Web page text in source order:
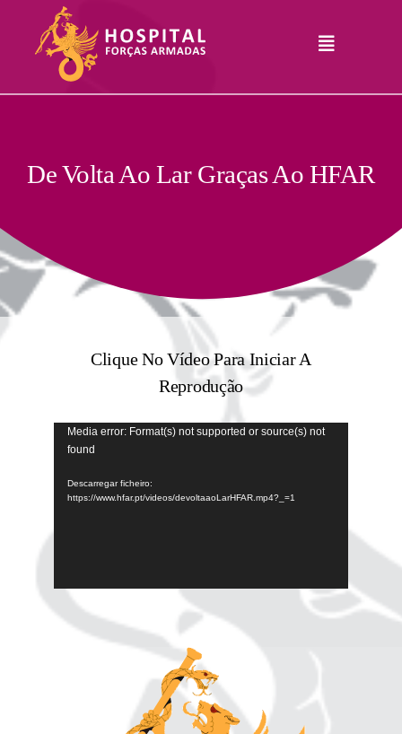
content
Toggle
Serviços
Contatos
RHLogin
De Volta Ao Lar Graças Ao HFAR
Clique No Vídeo Para Iniciar A
Reprodução
Reprodutor
vídeo
Media error: Format(s) not supported or source(s) not
found
Descarregar ficheiro:
https://www.hfar.pt/videos/devoltaaoLarHFAR.mp4?_=1